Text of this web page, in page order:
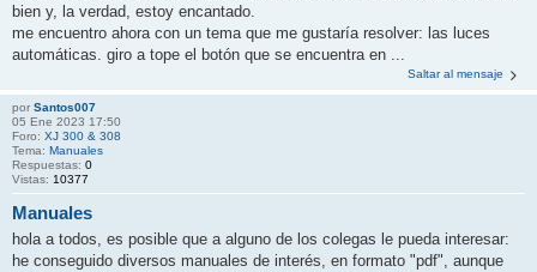
bien y, la verdad, estoy encantado.
me encuentro ahora con un tema que me gustaría resolver: las luces
automáticas. giro a tope el botón que se encuentra en ...
Saltar al mensaje
por Santos007
05 Ene 2023 17:50
Foro: XJ 300 & 308
Tema: Manuales
Respuestas: 0
Vistas: 10377
Manuales
hola a todos, es posible que a alguno de los colegas le pueda interesar:
he conseguido diversos manuales de interés, en formato "pdf", aunque